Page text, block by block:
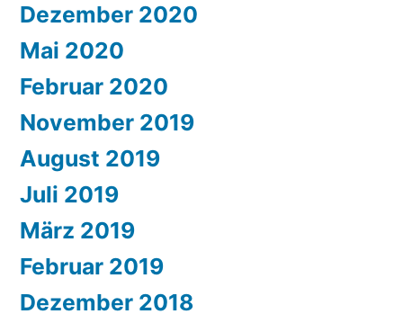
Dezember 2020
Mai 2020
Februar 2020
November 2019
August 2019
Juli 2019
März 2019
Februar 2019
Dezember 2018